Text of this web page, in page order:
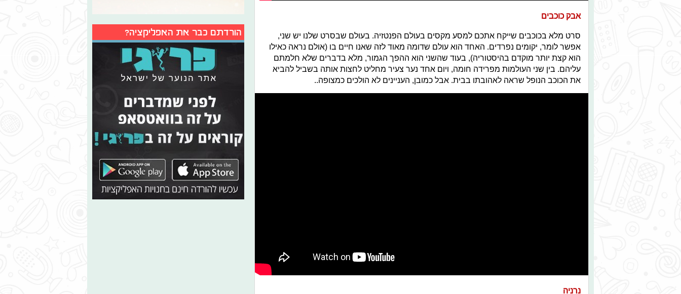
אבק כוכבים
סרט מלא בכוכבים שייקח אתכם למסע מקסים בעולם הפנטזיה. בעולם שבסרט שלנו יש שני,
אפשר לומר, יקומים נפרדים. האחד הוא עולם שדומה מאוד לזה שאנו חיים בו (אולם נראה כאילו
הוא קצת יותר מוקדם בהיסטוריה), בעוד שהשני הוא ההפך הגמור, מלא בדברים שלא חלמתם
עליהם. בין שני העולמות מפרידה חומה, ויום אחד נער צעיר מחליט לחצות אותה בשביל להביא
את הכוכב הנופל שראה לאהובתו בבית. אבל כמובן, העניינים לא הולכים כמצופה..
נרניה
הורדתם כבר את האפליקציה?